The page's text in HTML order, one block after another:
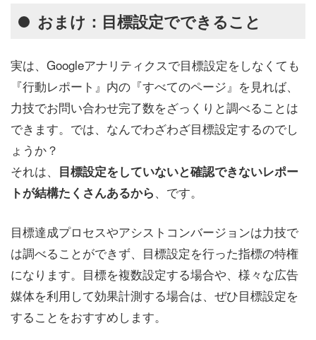
おまけ：目標設定でできること
実は、Googleアナリティクスで目標設定をしなくても
『行動レポート』内の『すべてのページ』を見れば、
力技でお問い合わせ完了数をざっくりと調べることは
できます。では、なんでわざわざ目標設定するのでし
ょうか？
それは、
目標設定をしていないと確認できないレポー
トが結構たくさんあるから、です。
目標達成プロセスやアシストコンバージョンは力技で
は調べることができず、目標設定を行った指標の特権
になります。目標を複数設定する場合や、様々な広告
媒体を利用して効果計測する場合は、ぜひ目標設定を
することをおすすめします。